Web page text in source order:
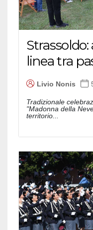
linea tra
Livio Nonis
Tradizionale
"Madonna della
territorio...